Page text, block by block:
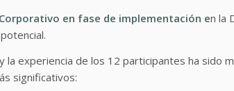
en fase de implementación en la
la experiencia de los 12 participantes ha sido
significativos: